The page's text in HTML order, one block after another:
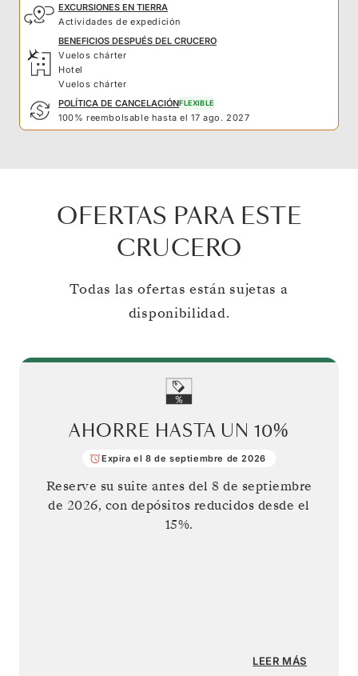
EXCURSIONES EN TIERRA
Actividades de expedición
BENEFICIOS DESPUÉS DEL CRUCERO
Vuelos chárter
Hotel
Vuelos chárter
POLÍTICA DE CANCELACIÓNFLEXIBLE
100% reembolsable hasta el 17 ago. 2027
OFERTAS PARA ESTE
CRUCERO
Todas las ofertas están sujetas a
disponibilidad.
AHORRE HASTA UN 10%
Expira el 8 de septiembre de 2026
Reserve su suite antes del 8 de septiembre
de 2026, con depósitos reducidos desde el
15%.
LEER MÁS